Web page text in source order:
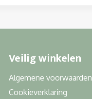
Veilig winkelen
Algemene voorwaarden
Cookieverklaring